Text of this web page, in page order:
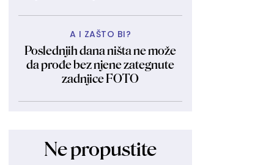
A I ZAŠTO BI?
Poslednjih dana ništa ne može
da prođe bez njene zategnute
zadnjice FOTO
Ne propustite